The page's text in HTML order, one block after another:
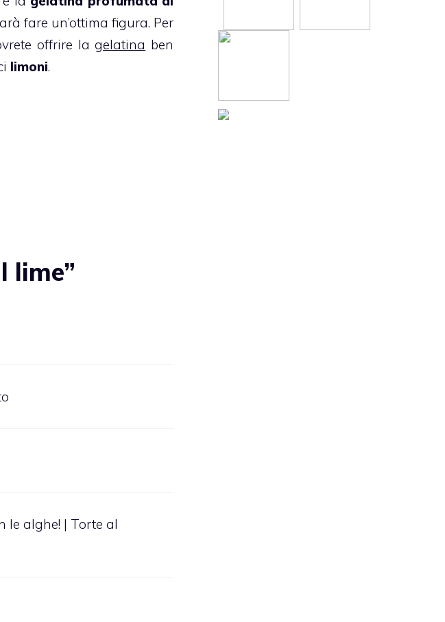
fare un’ottima figura. Per
offrire lagelatina ben
limoni.
lime”
le alghe! | Torte al